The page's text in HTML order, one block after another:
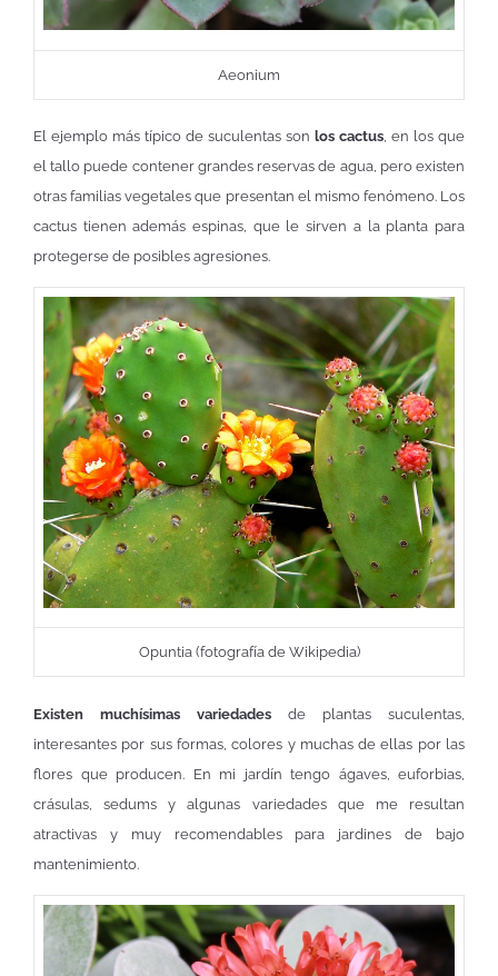
Aeonium
El ejemplo más típico de suculentas son los cactus, en los que
el tallo puede contener grandes reservas de agua, pero existen
otras familias vegetales que presentan el mismo fenómeno. Los
cactus tienen además espinas, que le sirven a la planta para
protegerse de posibles agresiones.
Opuntia (fotografía de Wikipedia)
Existen muchísimas variedades de plantas suculentas,
interesantes por sus formas, colores y muchas de ellas por las
flores que producen. En mi jardín tengo ágaves, euforbias,
crásulas, sedums y algunas variedades que me resultan
atractivas y muy recomendables para jardines de bajo
mantenimiento.